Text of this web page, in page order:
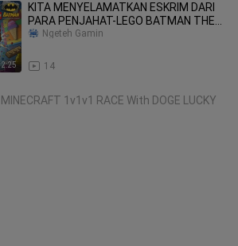
2:25
KITA MENYELAMATKAN ESKRIM DARI
PARA PENJAHAT-LEGO BATMAN THE
VIDEO GAME EXE
14
Ngeteh Gamin
MINECRAFT 1v1v1 RACE With DOGE LUCKY